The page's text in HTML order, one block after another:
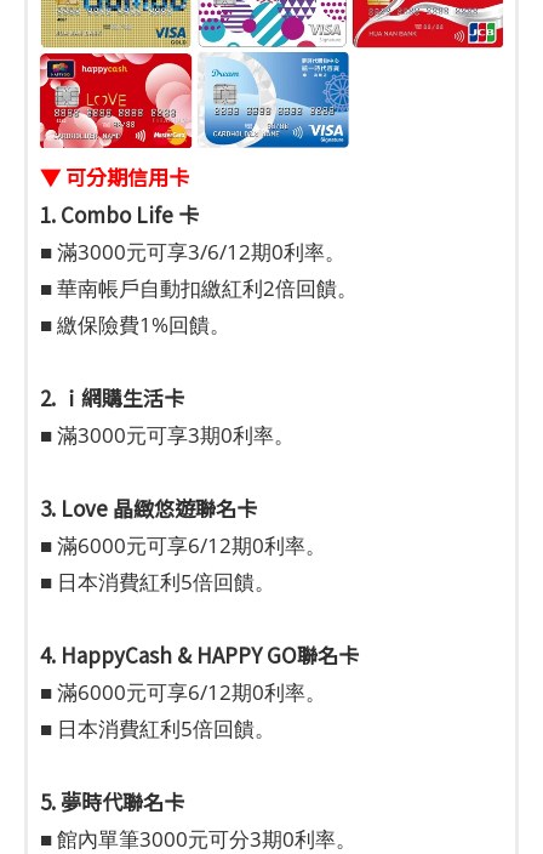
▼ 可分期信用卡
1. Combo Life 卡
■ 滿3000元可享3/6/12期0利率。
■ 華南帳戶自動扣繳紅利2倍回饋。
■ 繳保險費1%回饋。
2. ｉ網購生活卡
■ 滿3000元可享3期0利率。
3. Love 晶緻悠遊聯名卡
■ 滿6000元可享6/12期0利率。
■ 日本消費紅利5倍回饋。
4. HappyCash & HAPPY GO聯名卡
■ 滿6000元可享6/12期0利率。
■ 日本消費紅利5倍回饋。
5. 夢時代聯名卡
■ 館內單筆3000元可分3期0利率。